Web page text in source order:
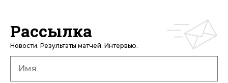
Рассылка
Новости. Результаты матчей. Интервью.